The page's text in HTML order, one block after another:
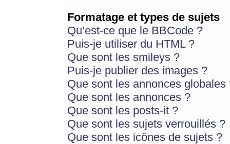
Formatage et types de sujets
Qu’est-ce que le BBCode ?
Puis-je utiliser du HTML ?
Que sont les smileys ?
Puis-je publier des images ?
Que sont les annonces globales
Que sont les annonces ?
Que sont les posts-it ?
Que sont les sujets verrouillés ?
Que sont les icônes de sujets ?